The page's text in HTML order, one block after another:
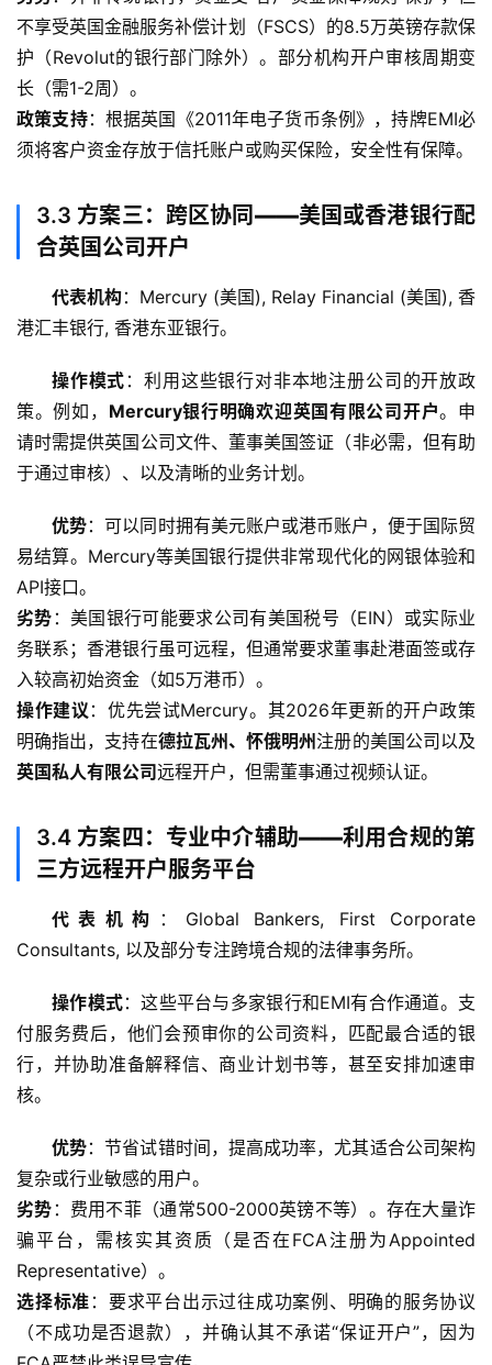
不享受英国金融服务补偿计划（FSCS）的8.5万英镑存款保
护（Revolut的银行部门除外）。部分机构开户审核周期变
长（需1-2周）。
政策支持：根据英国《2011年电子货币条例》，持牌EMI必
须将客户资金存放于信托账户或购买保险，安全性有保障。
3.3 方案三：跨区协同——美国或香港银行配
合英国公司开户
代表机构：Mercury (美国), Relay Financial (美国), 香
港汇丰银行, 香港东亚银行。
操作模式 ：利用这些银行对非本地注册公司的开放政
策。例如， Mercury银行明确欢迎英国有限公司开户。申
请时需提供英国公司文件、董事美国签证（非必需，但有助
于通过审核）、以及清晰的业务计划。
优势：可以同时拥有美元账户或港币账户，便于国际贸
易结算。Mercury等美国银行提供非常现代化的网银体验和
API接口。
劣势 ：美国银行可能要求公司有美国税号（EIN）或实际业
务联系；香港银行虽可远程，但通常要求董事赴港面签或存
入较高初始资金（如5万港币）。
操作建议 ：优先尝试Mercury。其2026年更新的开户政策
明确指出，支持在德拉瓦州、怀俄明州注册的美国公司以及
英国私人有限公司远程开户，但需董事通过视频认证。
3.4 方案四：专业中介辅助——利用合规的第
三方远程开户服务平台
代表机构 ：Global Bankers, First Corporate
Consultants, 以及部分专注跨境合规的法律事务所。
操作模式：这些平台与多家银行和EMI有合作通道。支
付服务费后，他们会预审你的公司资料，匹配最合适的银
行，并协助准备解释信、商业计划书等，甚至安排加速审
核。
优势：节省试错时间，提高成功率，尤其适合公司架构
复杂或行业敏感的用户。
劣势 ：费用不菲（通常500-2000英镑不等）。存在大量诈
骗平台，需核实其资质（是否在FCA注册为Appointed
Representative）。
选择标准 ：要求平台出示过往成功案例、明确的服务协议
（不成功是否退款），并确认其不承诺“保证开户”，因为